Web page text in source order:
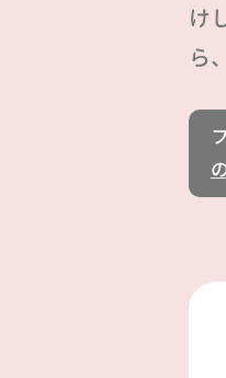
け
ら